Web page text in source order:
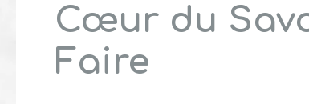
Cœur du
Faire